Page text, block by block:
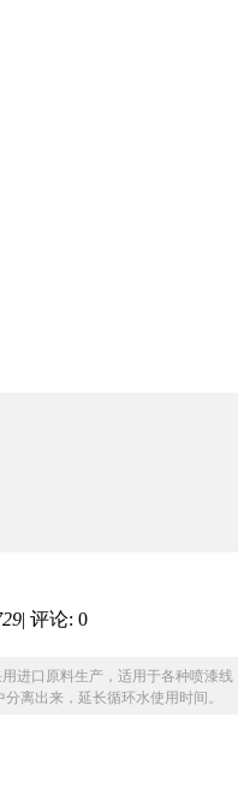
| 评论: 0
进口原料生产，适用于各种喷漆
离出来，延长循环水使用时间。